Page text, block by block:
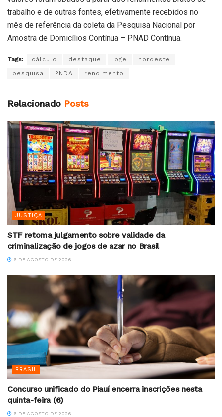
trabalho e de outras fontes, efetivamente recebidos no
mês de referência da coleta da Pesquisa Nacional por
Amostra de Domicílios Contínua – PNAD Contínua.
Tags: cálculo destaque ibge nordeste
pesquisa PNDA rendimento
Relacionado Posts
JUSTIÇA
STF retoma julgamento sobre validade da
criminalização de jogos de azar no Brasil
6 DE AGOSTO DE 2026
BRASIL
Concurso unificado do Piauí encerra inscrições nesta
quinta-feira (6)
6 DE AGOSTO DE 2026